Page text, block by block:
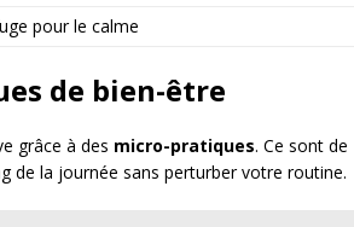
pour le calme
de bien-être
grâce à des micro-pratiques. Ce sont de
de la journée sans perturber votre routine.